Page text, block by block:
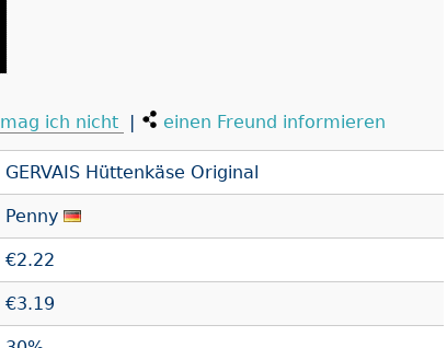
mag ich nicht einen Freund informieren
GERVAIS Hüttenkäse Original
Penny
€2.22
€3.19